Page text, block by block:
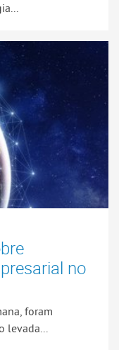
no
foram
levada...